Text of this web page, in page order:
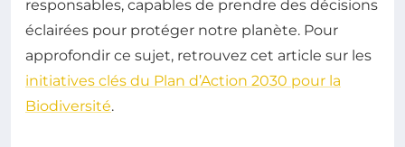
responsables, capables de prendre des décisions
éclairées pour protéger notre planète. Pour
approfondir ce sujet, retrouvez cet article sur les
initiatives clés du Plan d’Action 2030 pour la
Biodiversité.